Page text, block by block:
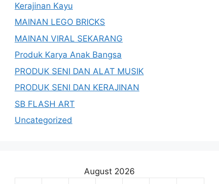
Kerajinan Kayu
MAINAN LEGO BRICKS
MAINAN VIRAL SEKARANG
Produk Karya Anak Bangsa
PRODUK SENI DAN ALAT MUSIK
PRODUK SENI DAN KERAJINAN
SB FLASH ART
Uncategorized
August 2026